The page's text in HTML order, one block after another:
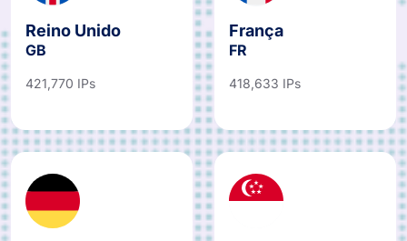
Reino Unido
GB
421,770 IPs
França
FR
418,633 IPs